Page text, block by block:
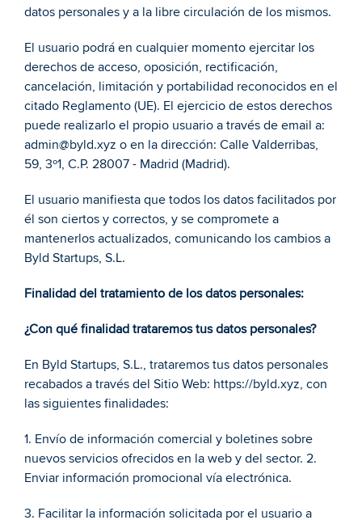
datos personales y a la libre circulación de los mismos.
El usuario podrá en cualquier momento ejercitar los
derechos de acceso, oposición, rectificación,
cancelación, limitación y portabilidad reconocidos en el
citado Reglamento (UE). El ejercicio de estos derechos
puede realizarlo el propio usuario a través de email a:
admin@byld.xyz o en la dirección: Calle Valderribas,
59, 3º1, C.P. 28007 - Madrid (Madrid).
El usuario manifiesta que todos los datos facilitados por
él son ciertos y correctos, y se compromete a
mantenerlos actualizados, comunicando los cambios a
Byld Startups, S.L.
Finalidad del tratamiento de los datos personales:
¿Con qué finalidad trataremos tus datos personales?
En Byld Startups, S.L., trataremos tus datos personales
recabados a través del Sitio Web: https://byld.xyz, con
las siguientes finalidades:
1. Envío de información comercial y boletines sobre
nuevos servicios ofrecidos en la web y del sector. 2.
Enviar información promocional vía electrónica.
3. Facilitar la información solicitada por el usuario a